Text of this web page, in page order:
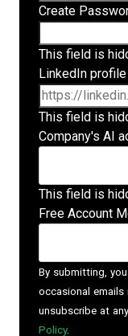
Create
This field is
LinkedIn profile
This field is
Company's AI
This field is
Free Account
By submitting,
occasional emails
unsubscribe at
Policy.